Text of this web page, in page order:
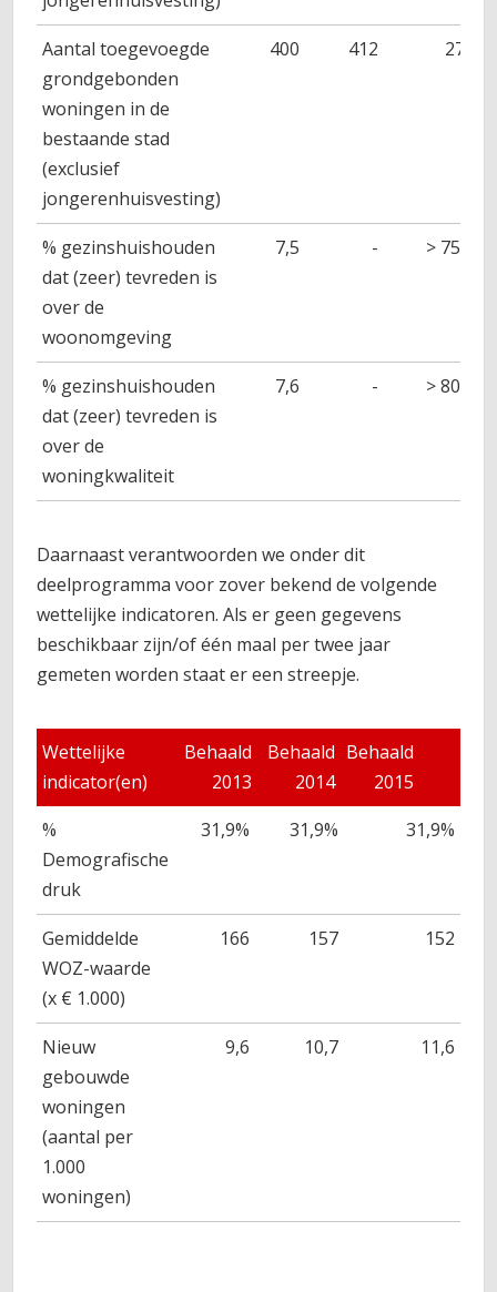
Aantal toegevoegde
grondgebonden
woningen in de
bestaande stad
(exclusief
jongerenhuisvesting)
400 412 275
% gezinshuishouden
dat (zeer) tevreden is
over de
woonomgeving
7,5 - > 75%
% gezinshuishouden
dat (zeer) tevreden is
over de
woningkwaliteit
7,6 - > 80%
Daarnaast verantwoorden we onder dit
deelprogramma voor zover bekend de volgende
wettelijke indicatoren. Als er geen gegevens
beschikbaar zijn/of één maal per twee jaar
gemeten worden staat er een streepje.
Wettelijke
indicator(en)
Behaald
2013
Behaald
2014
Behaald
2015
%
Demografische
druk
31,9% 31,9% 31,9%
Gemiddelde
WOZ-waarde
(x € 1.000)
166 157 152
Nieuw
gebouwde
woningen
(aantal per
1.000
woningen)
9,6 10,7 11,6